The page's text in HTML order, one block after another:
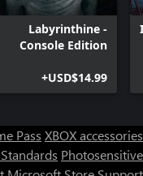
Labyrinthine -
Console Edition
USD$14.99+
Pass XBOX accessories
Photosensitive